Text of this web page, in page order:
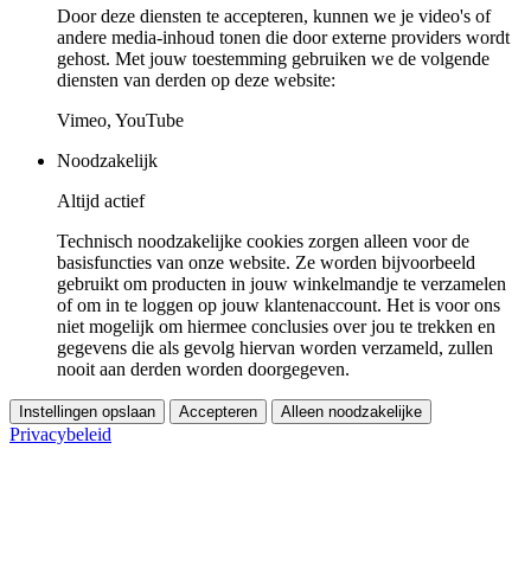
Door deze diensten te accepteren, kunnen we je video's of
andere media-inhoud tonen die door externe providers wordt
gehost. Met jouw toestemming gebruiken we de volgende
diensten van derden op deze website:
Vimeo, YouTube
Noodzakelijk
Altijd actief
Technisch noodzakelijke cookies zorgen alleen voor de
basisfuncties van onze website. Ze worden bijvoorbeeld
gebruikt om producten in jouw winkelmandje te verzamelen
of om in te loggen op jouw klantenaccount. Het is voor ons
niet mogelijk om hiermee conclusies over jou te trekken en
gegevens die als gevolg hiervan worden verzameld, zullen
nooit aan derden worden doorgegeven.
Instellingen opslaan Accepteren Alleen noodzakelijke
Privacybeleid